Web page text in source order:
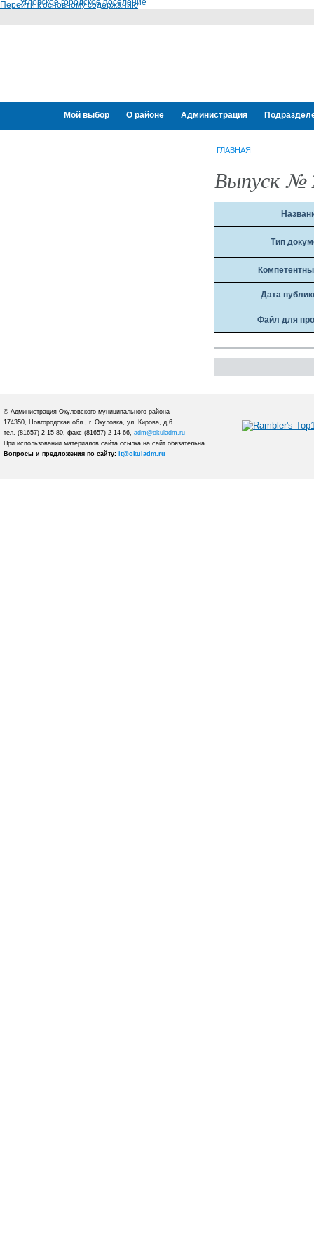
Перейти к основному содержанию
Угловское городское поселение
Мой выбор О районе Администрация
ГЛАВНАЯ
Выпуск №
Тип
Дата
Файл для
© Администрация Окуловского муниципального района
174350, Новгородская обл., г. Окуловка, ул. Кирова, д.6
тел. (81657) 2-15-80, факс (81657) 2-14-66, adm@okuladm.ru
При использовании материалов сайта ссылка на сайт обязательна
Вопросы и предложения по сайту: it@okuladm.ru